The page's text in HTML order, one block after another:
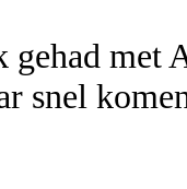
gehad met
snel